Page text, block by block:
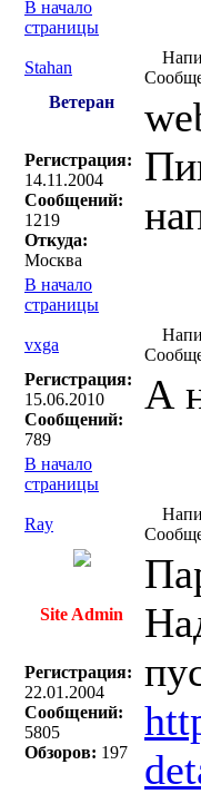
В начало
страницы
Stahan
Ветеран
Регистрация:
14.11.2004
Сообщений:
1219
Откуда:
Москва
В начало
страницы
vxga
Регистрация:
15.06.2010
Сообщений:
789
А
В начало
страницы
Ray
Site Admin
Регистрация:
22.01.2004
Сообщений:
5805
Обзоров: 197